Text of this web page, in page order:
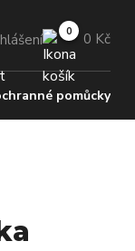
0 Kč
pomůcky